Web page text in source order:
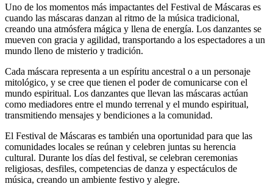
Uno de los momentos más impactantes del Festival de Máscaras es
cuando las máscaras danzan al ritmo de la música tradicional,
creando una atmósfera mágica y llena de energía. Los danzantes se
mueven con gracia y agilidad, transportando a los espectadores a un
mundo lleno de misterio y tradición.
Cada máscara representa a un espíritu ancestral o a un personaje
mitológico, y se cree que tienen el poder de comunicarse con el
mundo espiritual. Los danzantes que llevan las máscaras actúan
como mediadores entre el mundo terrenal y el mundo espiritual,
transmitiendo mensajes y bendiciones a la comunidad.
El Festival de Máscaras es también una oportunidad para que las
comunidades locales se reúnan y celebren juntas su herencia
cultural. Durante los días del festival, se celebran ceremonias
religiosas, desfiles, competencias de danza y espectáculos de
música, creando un ambiente festivo y alegre.